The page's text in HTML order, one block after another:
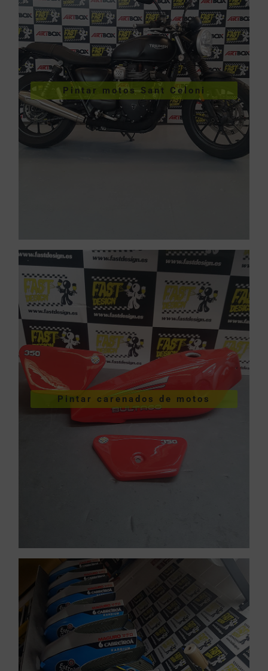
Pintar motos Sant Celoni
Pintar motos Sant
Celoni
VER PINTURA DE MOTOS
Pintar carenados de motos
Pintar carenados de
motos
VER PINTURA DE CARENADOS